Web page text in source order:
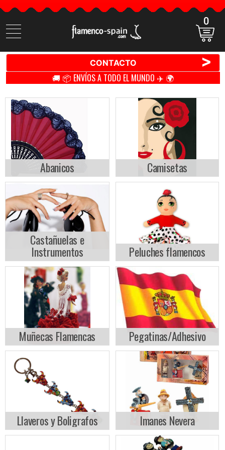
Buscar
productos
0
CONTACTO >
🚚 📦 ENVÍOS A TODO EL MUNDO ✈️ 🌍
Abanicos Camisetas
Castañuelas e
Instrumentos Peluches flamencos
Muñecas Flamencas Pegatinas/Adhesivo
Llaveros y Boligrafos Imanes Nevera